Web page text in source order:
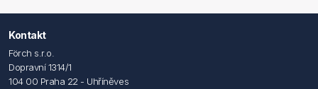
Kontakt
Förch s.r.o.
Dopravní 1314/1
104 00 Praha 22 - Uhříněves